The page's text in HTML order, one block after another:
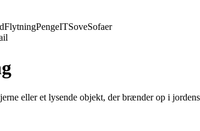
FlytningPengeITSoveSofaer
eller et lysende objekt, der brænder op i